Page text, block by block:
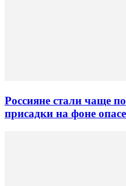
Россияне стали чаще
присадки на фоне